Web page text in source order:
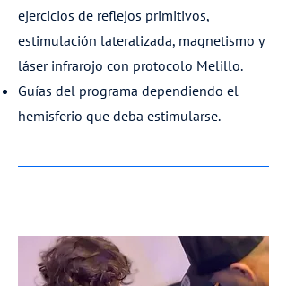
ejercicios de reflejos primitivos,
estimulación lateralizada, magnetismo y
láser infrarojo con protocolo Melillo.
Guías del programa dependiendo el
hemisferio que deba estimularse.